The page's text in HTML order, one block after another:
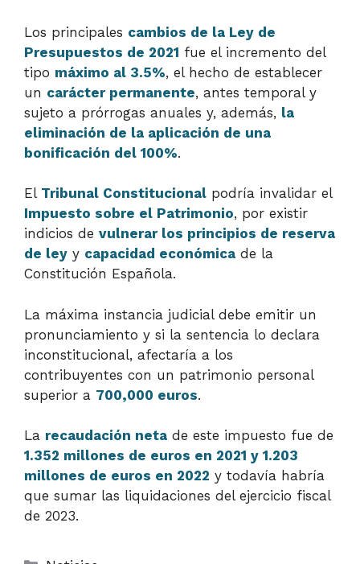
Los principales cambios de la Ley de
Presupuestos de 2021 fue el incremento del
tipo máximo al 3.5%, el hecho de establecer
un carácter permanente, antes temporal y
sujeto a prórrogas anuales y, además, la
eliminación de la aplicación de una
bonificación del 100%.
El Tribunal Constitucional podría invalidar el
Impuesto sobre el Patrimonio, por existir
indicios de vulnerar los principios de reserva
de ley y capacidad económica de la
Constitución Española.
La máxima instancia judicial debe emitir un
pronunciamiento y si la sentencia lo declara
inconstitucional, afectaría a los
contribuyentes con un patrimonio personal
superior a 700,000 euros.
La recaudación neta de este impuesto fue de
1.352 millones de euros en 2021 y 1.203
millones de euros en 2022 y todavía habría
que sumar las liquidaciones del ejercicio fiscal
de 2023.